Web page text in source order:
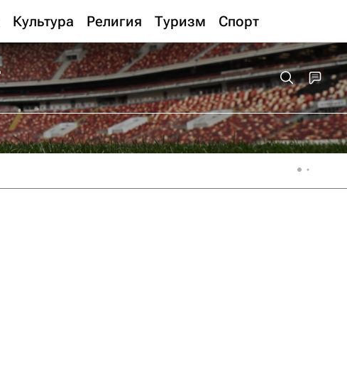
Культура Религия Туризм Спорт